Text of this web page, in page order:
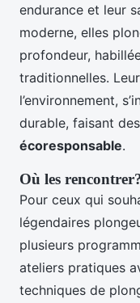
endurance et leur
moderne, elles
profondeur,
traditionnelles.
l’environnement,
durable, faisant
écoresponsable.
Où les
Pour ceux qui
légendaires
plusieurs
ateliers pratiques
techniques de